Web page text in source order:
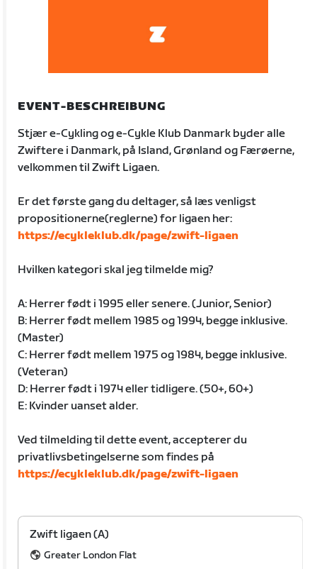
EVENT-BESCHREIBUNG
Stjær e-Cykling og e-Cykle Klub Danmark byder alle
Zwiftere i Danmark, på Island, Grønland og Færøerne,
velkommen til Zwift Ligaen.
Er det første gang du deltager, så læs venligst
propositionerne(reglerne) for ligaen her:
https://ecykleklub.dk/page/zwift-ligaen
Hvilken kategori skal jeg tilmelde mig?
A: Herrer født i 1995 eller senere. (Junior, Senior)
B: Herrer født mellem 1985 og 1994, begge inklusive.
(Master)
C: Herrer født mellem 1975 og 1984, begge inklusive.
(Veteran)
D: Herrer født i 1974 eller tidligere. (50+, 60+)
E: Kvinder uanset alder.
Ved tilmelding til dette event, accepterer du
privatlivsbetingelserne som findes på
https://ecykleklub.dk/page/zwift-ligaen
Zwift ligaen (A)
Greater London Flat